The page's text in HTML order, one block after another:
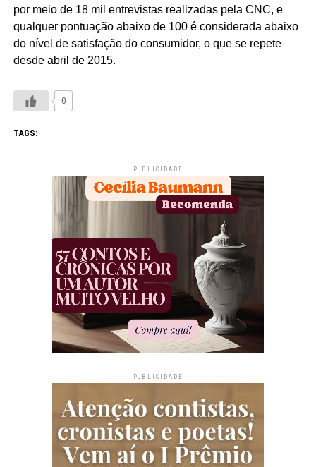
por meio de 18 mil entrevistas realizadas pela CNC, e
qualquer pontuação abaixo de 100 é considerada abaixo
do nível de satisfação do consumidor, o que se repete
desde abril de 2015.
0
TAGS:
PUBLICIDADE
PUBLICIDADE